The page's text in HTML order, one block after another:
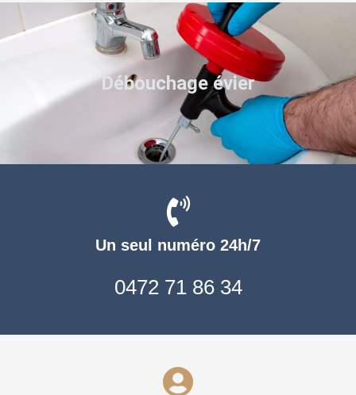
Un seul numéro 24h/7
0472 71 86 34
Débouchage évier